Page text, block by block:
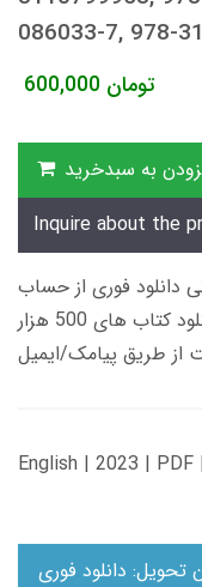
086033-7, 978-
600,000 تومان
به سبدخرید
Inquire about the
600 هزار تومانی دانلود فوری از حساب
کاربری می باشد، و زمان تحویل لینک دانلود کتاب های 500 هزار
English | 2023 |
تحویل: دانلود فوری